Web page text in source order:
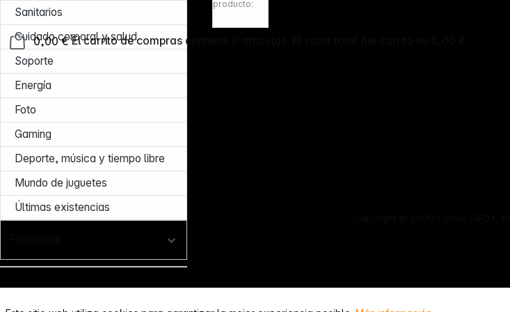
0,00 € El carrito de compras contiene 0 artículos. El valor total del carrito es 0,00 €.
Sanitarios
Cuidado corporal y salud
Soporte
Energía
Foto
Gaming
Deporte, música y tiempo libre
Mundo de juguetes
Últimas existencias
producto: